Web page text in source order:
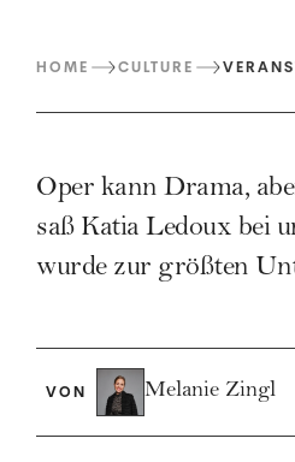
HOME CULTURE
Oper kann Drama,
saß Katia Ledoux bei
wurde zur größten
VON Melanie Zingl